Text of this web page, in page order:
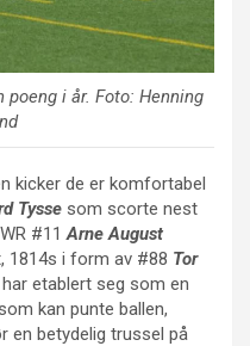
poeng i år. Foto: Henning
kicker de er komfortabel
Tysse som scorte nest
#11Arne August
1814s i form av #88 Tor
etablert seg som en
kan punte ballen,
en betydelig trussel på